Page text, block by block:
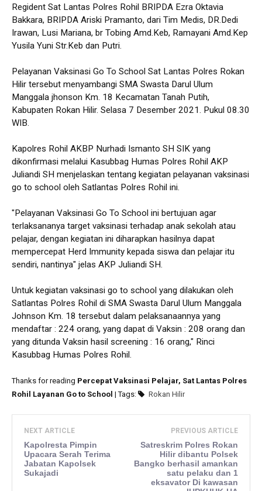
Regident Sat Lantas Polres Rohil BRIPDA Ezra Oktavia
Bakkara, BRIPDA Ariski Pramanto, dari Tim Medis, DR.Dedi
Irawan, Lusi Mariana, br Tobing Amd.Keb, Ramayani Amd.Kep
Yusila Yuni Str.Keb dan Putri.
Pelayanan Vaksinasi Go To School Sat Lantas Polres Rokan
Hilir tersebut menyambangi SMA Swasta Darul Ulum
Manggala jhonson Km. 18 Kecamatan Tanah Putih,
Kabupaten Rokan Hilir. Selasa 7 Desember 2021. Pukul 08.30
WIB.
Kapolres Rohil AKBP Nurhadi Ismanto SH SIK yang
dikonfirmasi melalui Kasubbag Humas Polres Rohil AKP
Juliandi SH menjelaskan tentang kegiatan pelayanan vaksinasi
go to school oleh Satlantas Polres Rohil ini.
"Pelayanan Vaksinasi Go To School ini bertujuan agar
terlaksananya target vaksinasi terhadap anak sekolah atau
pelajar, dengan kegiatan ini diharapkan hasilnya dapat
mempercepat Herd Immunity kepada siswa dan pelajar itu
sendiri, nantinya" jelas AKP Juliandi SH.
Untuk kegiatan vaksinasi go to school yang dilakukan oleh
Satlantas Polres Rohil di SMA Swasta Darul Ulum Manggala
Johnson Km. 18 tersebut dalam pelaksanaannya yang
mendaftar : 224 orang, yang dapat di Vaksin : 208 orang dan
yang ditunda Vaksin hasil screening : 16 orang," Rinci
Kasubbag Humas Polres Rohil.
Thanks for reading Percepat Vaksinasi Pelajar, Sat Lantas Polres
Rohil Layanan Go to School | Tags: Rokan Hilir
NEXT ARTICLE
Kapolresta Pimpin
Upacara Serah Terima
Jabatan Kapolsek
Sukajadi
PREVIOUS ARTICLE
Satreskrim Polres Rokan
Hilir dibantu Polsek
Bangko berhasil amankan
satu pelaku dan 1
eksavator Di kawasan